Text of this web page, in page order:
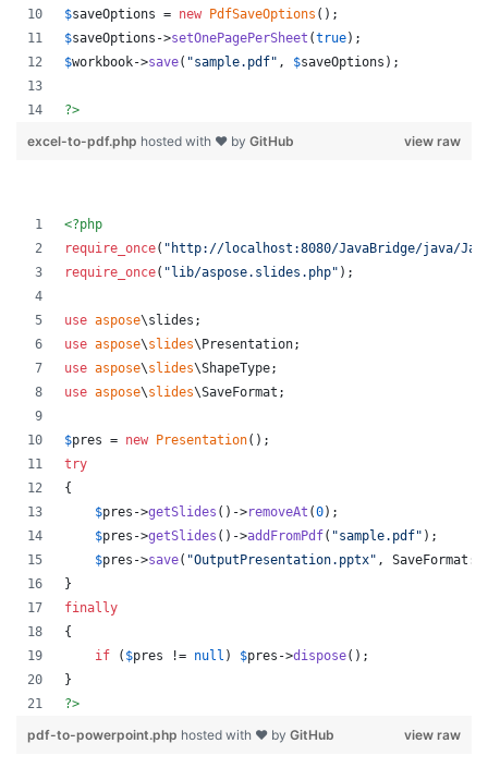
$saveOptions = new PdfSaveOptions ();
$saveOptions ->setOnePagePerSheet (true);
$workbook->save( "sample.pdf" , $saveOptions );
?>
view raw
excel-to-pdf.php hosted with ❤ by GitHub
<?php
require_once( " http://localhost:8080/JavaBridge/java/
require_once( " lib/aspose.slides.php" );
use aspose\slides ;
use aspose\slides\ Presentation;
use aspose\slides\ShapeType;
use aspose\slides\SaveFormat ;
$pres = new Presentation();
try
{
$pres ->getSlides ()->removeAt (0);
$pres ->getSlides ()->addFromPdf( "sample.pdf" );
$pres ->save( "OutputPresentation.pptx" ,
}
finally
{
if ( $pres != null ) $pres ->dispose();
}
?>
view raw
pdf-to-powerpoint.php hosted with ❤ by GitHub